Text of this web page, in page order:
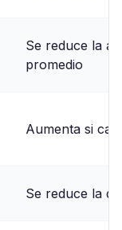
Se reduce la
promedio
Aumenta si
Se reduce la